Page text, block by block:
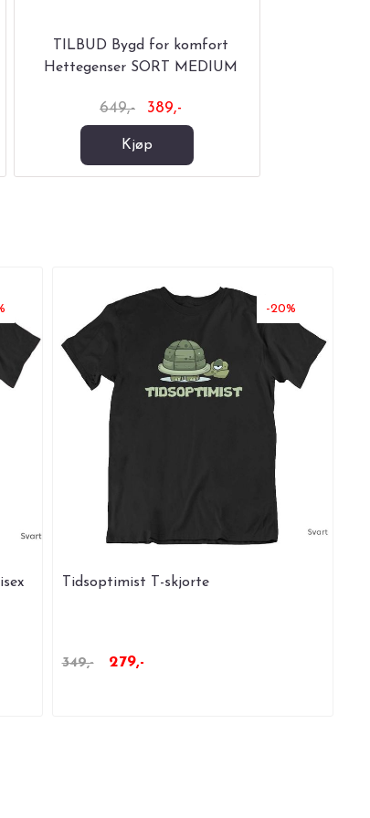
TILBUD Bygd for komfort
Hettegenser SORT MEDIUM
649,- 389,-
Kjøp
-20%
Tidsoptimist T-skjorte
349,- 279,-